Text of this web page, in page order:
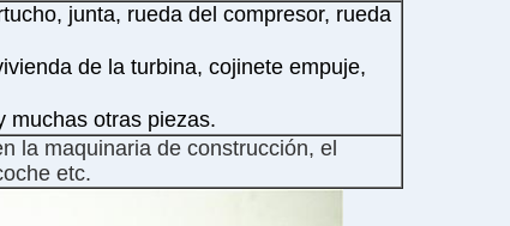
junta, rueda del compresor, rueda
de la turbina, cojinete empuje,
muchas otras piezas.
la maquinaria de construcción, el
etc.